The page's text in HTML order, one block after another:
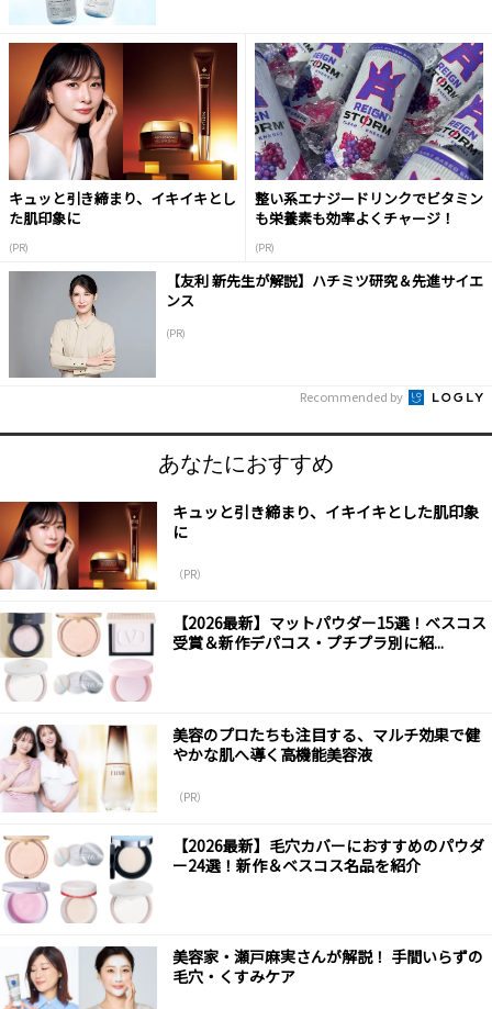
キュッと引き締まり、イキイキとし
た肌印象に
(PR)
整い系エナジードリンクでビタミン
も栄養素も効率よくチャージ！
(PR)
【友利 新先生が解説】ハチミツ研究＆先進サイエ
ンス
(PR)
Recommended by
あなたにおすすめ
キュッと引き締まり、イキイキとした肌印象
に
（PR）
【2026最新】マットパウダー15選！ベスコス
受賞＆新作デパコス・プチプラ別に紹...
美容のプロたちも注目する、マルチ効果で健
やかな肌へ導く高機能美容液
（PR）
【2026最新】毛穴カバーにおすすめのパウダ
ー24選！新作＆ベスコス名品を紹介
美容家・瀬戸麻実さんが解説！ 手間いらずの
毛穴・くすみケア